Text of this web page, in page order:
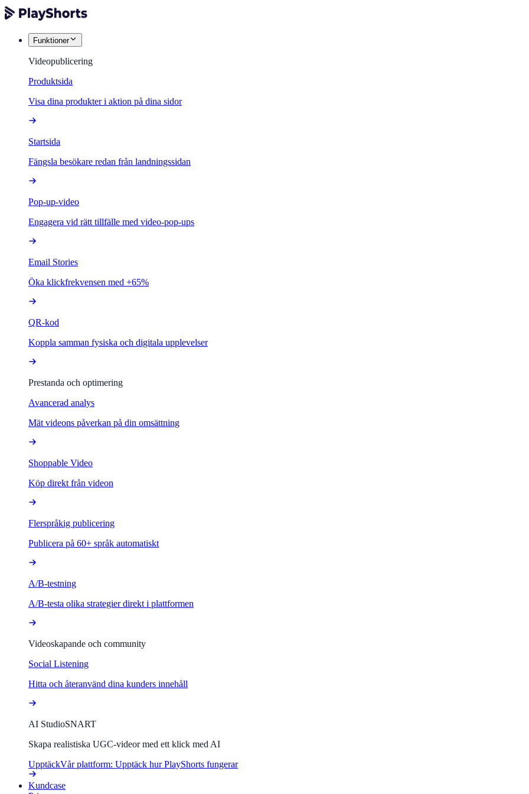
Funktioner
Videopublicering
Produktsida
Visa dina produkter i aktion på dina sidor
Startsida
Fängsla besökare redan från landningssidan
Pop-up-video
Engagera vid rätt tillfälle med video-pop-ups
Email Stories
Öka klickfrekvensen med +65%
QR-kod
Koppla samman fysiska och digitala upplevelser
Prestanda och optimering
Avancerad analys
Mät videons påverkan på din omsättning
Shoppable Video
Köp direkt från videon
Flerspråkig publicering
Publicera på 60+ språk automatiskt
A/B-testning
A/B-testa olika strategier direkt i plattformen
Videoskapande och community
Social Listening
Hitta och återanvänd dina kunders innehåll
AI StudioSNART
Skapa realistiska UGC-videor med ett klick med AI
UpptäckVår plattform: Upptäck hur PlayShorts fungerar
Kundcase